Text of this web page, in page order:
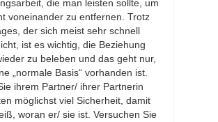
die man leisten sollte, um
voneinander zu entfernen. Trotz
der sich meist sehr schnell
ist es wichtig, die Beziehung
zu beleben und das geht nur,
„normale Basis“ vorhanden ist.
ihrem Partner/ ihrer Partnerin
möglichst viel Sicherheit, damit
woran er/ sie ist. Versuchen Sie